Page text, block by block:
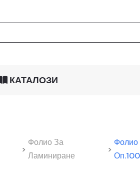
КАТАЛОЗИ
>
Фолио За
Ламиниране
>
Оп.100